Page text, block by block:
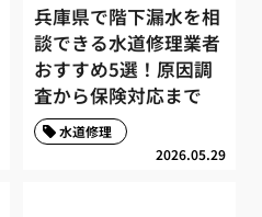
兵庫県で階下漏水を相
談できる水道修理業者
おすすめ5選！原因調
査から保険対応まで
2026.05.29
水道修理